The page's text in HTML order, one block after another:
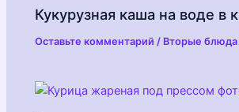
Кукурузная каша на воде в
Оставьте комментарий / Вторые блюда